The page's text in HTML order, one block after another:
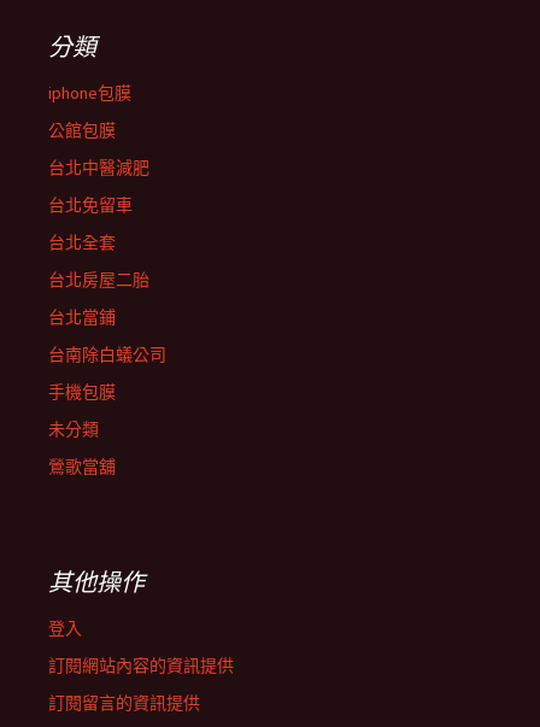
分類
iphone包膜
公館包膜
台北中醫減肥
台北免留車
台北全套
台北房屋二胎
台北當鋪
台南除白蟻公司
手機包膜
未分類
鶯歌當舖
其他操作
登入
訂閱網站內容的資訊提供
訂閱留言的資訊提供